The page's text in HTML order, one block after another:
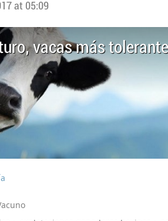
at 05:09
vacas más